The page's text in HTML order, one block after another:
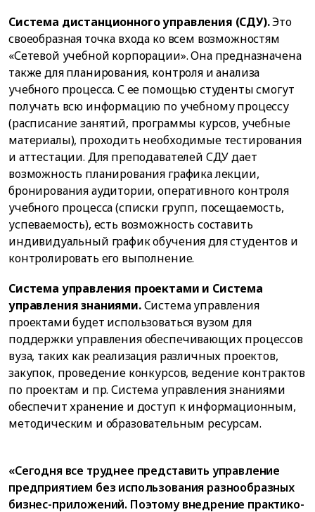
Система дистанционного управления (СДУ).Это
своеобразная точка входа ко всем возможностям
«Сетевой учебной корпорации». Она предназначена
также для планирования, контроля и анализа
учебного процесса. С ее помощью студенты смогут
получать всю информацию по учебному процессу
(расписание занятий, программы курсов, учебные
материалы), проходить необходимые тестирования
и аттестации. Для преподавателей СДУ дает
возможность планирования графика лекции,
бронирования аудитории, оперативного контроля
учебного процесса (списки групп, посещаемость,
успеваемость), есть возможность составить
индивидуальный график обучения для студентов и
контролировать его выполнение.
Система управления проектами и Система
управления знаниями.Система управления
проектами будет использоваться вузом для
поддержки управления обеспечивающих процессов
вуза, таких как реализация различных проектов,
закупок, проведение конкурсов, ведение контрактов
по проектам и пр. Система управления знаниями
обеспечит хранение и доступ к информационным,
методическим и образовательным ресурсам.
«Сегодня все труднее представить управление
предприятием без использования разнообразных
бизнес-приложений. Поэтому внедрение практико-